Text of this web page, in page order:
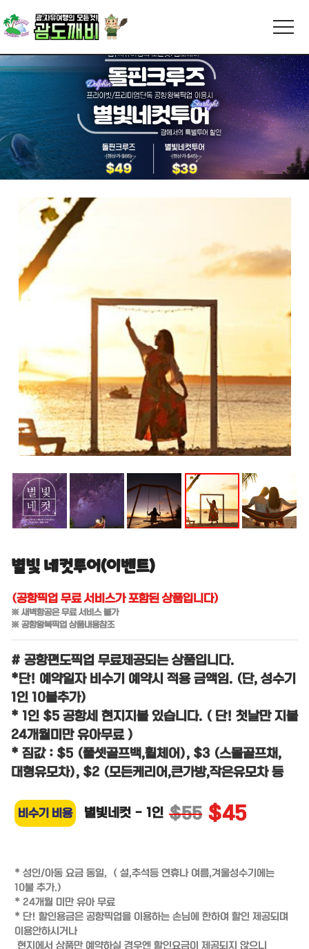
별빛 네컷투어(이벤트)
(공항픽업 무료 서비스가 포함된 상품입니다)
※ 새벽항공은 무료 서비스 불가
※ 공항왕복픽업 상품내용참조
# 공항편도픽업 무료제공되는 상품입니다.
*단! 예약일자 비수기 예약시 적용 금액임. (단, 성수기
1인 10불추가)
* 1인 $5 공항세 현지지불 있습니다. ( 단! 첫날만 지불
24개월미만 유아무료 )
* 짐값 : $5 (풀셋골프백,휠체어), $3 (스몰골프채,
대형유모차), $2 (모든케리어,큰가방,작은유모차 등
비수기 비용 별빛네컷 - 1인 $55 $45
* 성인/아동 요금 동일,  ( 설,추석등 연휴나 여름,겨울성수기에는
10불 추가.)
* 24개월 미만 유아 무료
* 단! 할인용금은 공항픽업을 이용하는 손님에 한하여 할인 제공되며
이용안하시거나